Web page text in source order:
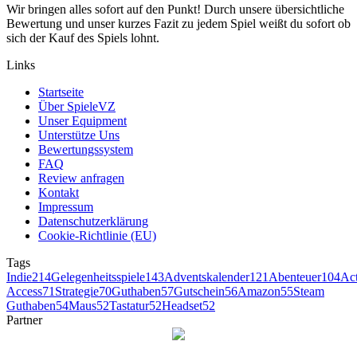
Wir bringen alles sofort auf den Punkt! Durch unsere übersichtliche
Bewertung und unser kurzes Fazit zu jedem Spiel weißt du sofort ob
sich der Kauf des Spiels lohnt.
Links
Startseite
Über SpieleVZ
Unser Equipment
Unterstütze Uns
Bewertungssystem
FAQ
Review anfragen
Kontakt
Impressum
Datenschutzerklärung
Cookie-Richtlinie (EU)
Tags
Indie214Gelegenheitsspiele143Adventskalender121 Abenteuer104
Access71 Strategie70Guthaben57Gutschein56Amazon55Steam
Guthaben54Maus52Tastatur52Headset52
Partner